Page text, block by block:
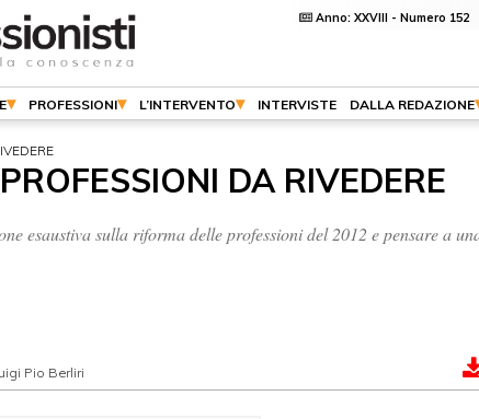
Anno: XXVIII - Numero 152
PROFESSIONI L’INTERVENTO INTERVISTE DALLA REDAZIONE
DA RIVEDERE
esaustiva sulla riforma delle professioni del 2012 e pensare a
Pio Berliri